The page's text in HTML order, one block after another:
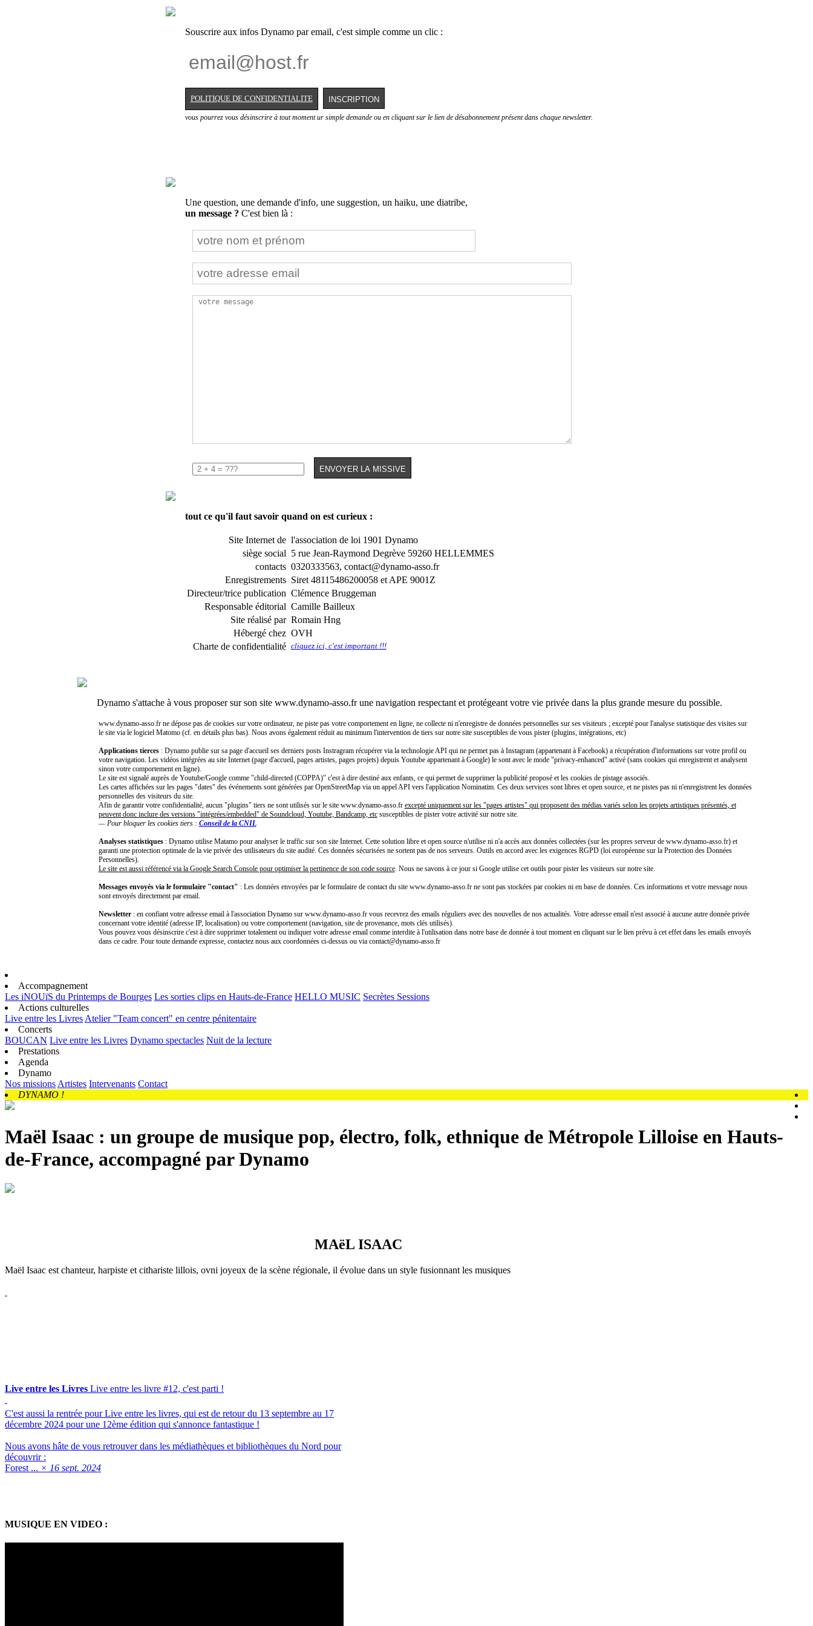
Souscrire aux infos Dynamo par email, c'est simple comme un clic :
POLITIQUE DE CONFIDENTIALITE
vous pourrez vous désinscrire à tout moment ur simple demande ou en cliquant sur le lien de désabonnement présent dans chaque newsletter.
Une question, une demande d'info, une suggestion, un haiku, une diatribe,
un message ? C'est bien là :
tout ce qu'il faut savoir quand on est curieux :
Site Internet de l'association de loi 1901 Dynamo
siège social 5 rue Jean-Raymond Degrève 59260 HELLEMMES
contacts 0320333563, contact@dynamo-asso.fr
Enregistrements Siret 48115486200058 et APE 9001Z
Directeur/trice publication Clémence Bruggeman
Responsable éditorial Camille Bailleux
Site réalisé par Romain Hng
Hébergé chez OVH
Charte de confidentialité
cliquez ici, c'est important !!!
Dynamo s'attache à vous proposer sur son site www.dynamo-asso.fr une navigation respectant et protégeant votre vie privée dans la plus grande mesure du possible.
www.dynamo-asso.fr ne dépose pas de cookies sur votre ordinateur, ne piste pas votre comportement en ligne, ne collecte ni n'enregistre de données personnelles sur ses visiteurs ; excepté pour l'analyse statistique des visites sur
le site via le logiciel Matomo (cf. en détails plus bas). Nous avons également réduit au minimum l'intervention de tiers sur notre site susceptibles de vous pister (plugins, intégrations, etc)
Applications tierces : Dynamo publie sur sa page d'accueil ses derniers posts Instragram récupérer via la technologie API qui ne permet pas à Instagram (appartenant à Facebook) a récupération d'informations sur votre profil ou
votre navigation. Les vidéos intégrées au site Internet (page d'accueil, pages artistes, pages projets) depuis Youtube appartenant à Google) le sont avec le mode "privacy-enhanced" activé (sans cookies qui enregistrent et analysent
sinon votre comportement en ligne).
Le site est signalé auprès de Youtube/Google comme "child-directed (COPPA)" c'est à dire destiné aux enfants, ce qui permet de supprimer la publicité proposé et les cookies de pistage associés.
Les cartes affichées sur les pages "dates" des événements sont générées par OpenStreetMap via un appel API vers l'application Nominatim. Ces deux services sont libres et open source, et ne pistes pas ni n'enregistrent les données
personnelles des visiteurs du site.
Afin de garantir votre confidentialité, aucun "plugins" tiers ne sont utilisés sur le site www.dynamo-asso.fr excepté uniquement sur les "pages artistes" qui proposent des médias variés selon les projets artistiques présentés, et
peuvent donc inclure des versions "intégrées/embedded" de Soundcloud, Youtube, Bandcamp, etcsusceptibles de pister votre activité sur notre site.
— Pour bloquer les cookies tiers : Conseil de la CNIL
Analyses statistiques : Dynamo utilise Matamo pour analyser le traffic sur son site Internet. Cette solution libre et open source n'utilise ni n'a accès aux données collectées (sur les propres serveur de www.dynamo-asso.fr) et
garanti une protection optimale de la vie privée des utilisateurs du site audité. Ces données sécurisées ne sortent pas de nos serveurs. Outils en accord avec les exigences RGPD (loi européenne sur la Protection des Données
Personnelles).
Le site est aussi référencé via la Google Search Console pour optimiser la pertinence de son code source. Nous ne savons à ce jour si Google utilise cet outils pour pister les visiteurs sur notre site.
Messages envoyés via le formulaire "contact" : Les données envoyées par le formulaire de contact du site www.dynamo-asso.fr ne sont pas stockées par cookies ni en base de données. Ces informations et votre message nous
sont envoyés directement par email.
Newsletter : en confiant votre adresse email à l'association Dynamo sur www.dynamo-asso.fr vous recevrez des emails réguliers avec des nouvelles de nos actualités. Votre adresse email n'est associé à aucune autre donnée privée
concernant votre identité (adresse IP, localisation) ou votre comportement (navigation, site de provenance, mots clés utilisés).
Vous pouvez vous désinscrire c'est à dire supprimer totalement ou indiquer votre adresse email comme interdite à l'utilisation dans notre base de donnée à tout moment en cliquant sur le lien prévu à cet effet dans les emails envoyés
dans ce cadre. Pour toute demande expresse, contactez nous aux coordonnées ci-dessus ou via contact@dynamo-asso.fr
Accompagnement
Les iNOUïS du Printemps de Bourges Les sorties clips en Hauts-de-France HELLO MUSIC Secrètes Sessions
Actions culturelles
Live entre les Livres Atelier "Team concert" en centre pénitentaire
Concerts
BOUCAN Live entre les Livres Dynamo spectacles Nuit de la lecture
Prestations
Agenda
Dynamo
Nos missions Artistes Intervenants Contact
DYNAMO !
Maël Isaac : un groupe de musique pop, électro, folk, ethnique de Métropole Lilloise en Hauts-
de-France, accompagné par Dynamo
MAëL ISAAC
Maël Isaac est chanteur, harpiste et cithariste lillois, ovni joyeux de la scène régionale, il évolue dans un style fusionnant les musiques
Live entre les Livres Live entre les livre #12, c'est parti !
C'est aussi la rentrée pour Live entre les livres, qui est de retour du 13 septembre au 17
décembre 2024 pour une 12ème édition qui s'annonce fantastique !
Nous avons hâte de vous retrouver dans les médiathèques et bibliothèques du Nord pour
découvrir :
Forest ... × 16 sept. 2024
MUSIQUE EN VIDEO :